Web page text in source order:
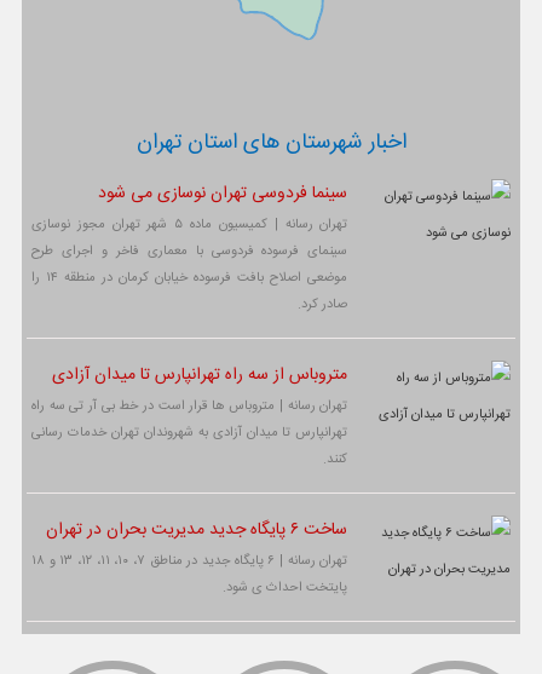
اخبار شهرستان های استان تهران
سینما فردوسی تهران نوسازی می شود
تهران رسانه | کمیسیون ماده ۵ شهر تهران مجوز نوسازی
سینمای فرسوده فردوسی با معماری فاخر و اجرای طرح
موضعی اصلاح بافت فرسوده خیابان کرمان در منطقه ۱۴ را
صادر کرد.
متروباس از سه راه تهرانپارس تا میدان آزادی
تهران رسانه | متروباس ها قرار است در خط بی آر تی سه راه
تهرانپارس تا میدان آزادی به شهروندان تهران خدمات رسانی
کنند.
ساخت ۶ پایگاه جدید مدیریت بحران در تهران
تهران رسانه | ۶ پایگاه جدید در مناطق ۷، ۱۰، ۱۱، ۱۲، ۱۳ و ۱۸
پایتخت احداث ی شود.